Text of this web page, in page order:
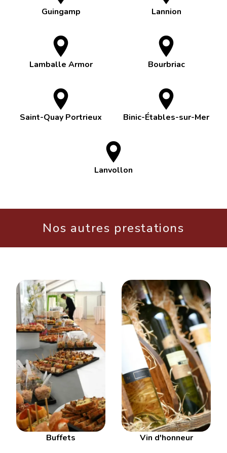
Guingamp Lannion
Lamballe Armor Bourbriac
Saint-Quay Portrieux Binic-Étables-sur-Mer
Lanvollon
Nos autres prestations
Buffets Vin d'honneur